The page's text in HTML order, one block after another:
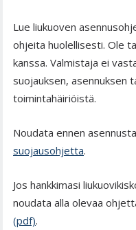
Lue liukuoven
ohjeita huolellisesti. Ole
kanssa. Valmistaja ei
suojauksen, asennuksen
toimintahäiriöistä.
Noudata ennen asennusta
suojausohjetta.
Jos hankkimasi
noudata alla olevaa
(pdf).